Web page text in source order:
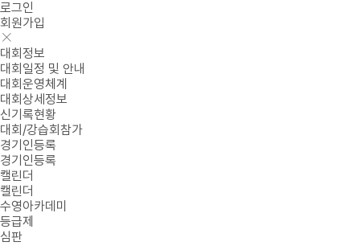
로그인
회원가입
대회정보
대회일정 및 안내
대회운영체계
대회상세정보
신기록현황
대회/강습회참가
경기인등록
경기인등록
캘린더
캘린더
수영아카데미
등급제
심판